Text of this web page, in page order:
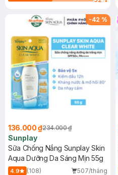
-42 %
136.000 ₫234.000 ₫
Sunplay
Sữa Chống Nắng Sunplay Skin
Aqua Dưỡng Da Sáng Mịn 55g
4.9 (108)
507/tháng